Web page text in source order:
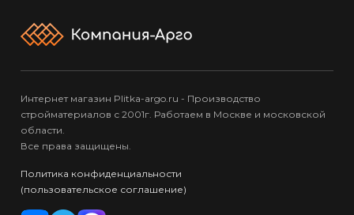
Интернет магазин Plitka-argo.ru - Производство
стройматериалов с 2001г. Работаем в Москве и московской
области.
Все права защищены.
Политика конфиденциальности
(пользовательское соглашение)